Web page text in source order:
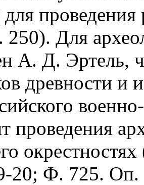
для
Для
А. Д. Эртель,
древности и
проведения
20; Ф. 725.